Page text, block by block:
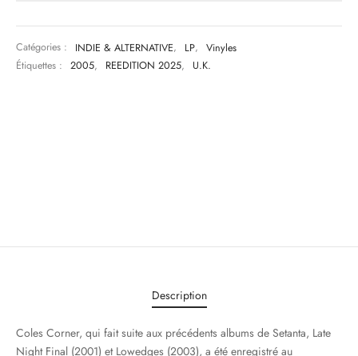
Catégories : INDIE & ALTERNATIVE, LP,
Vinyles
Étiquettes :
2005, REEDITION 2025, U.K.
Description
Coles Corner, qui fait suite aux précédents albums de Setanta, Late
Night Final (2001) et Lowedges (2003), a été enregistré au